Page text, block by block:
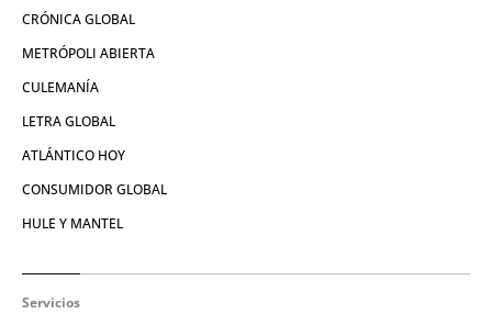
CRÓNICA GLOBAL
METRÓPOLI ABIERTA
CULEMANÍA
LETRA GLOBAL
ATLÁNTICO HOY
CONSUMIDOR GLOBAL
HULE Y MANTEL
Servicios